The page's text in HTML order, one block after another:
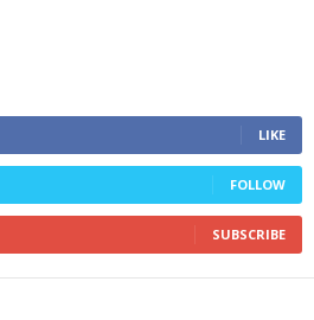
LIKE
FOLLOW
SUBSCRIBE